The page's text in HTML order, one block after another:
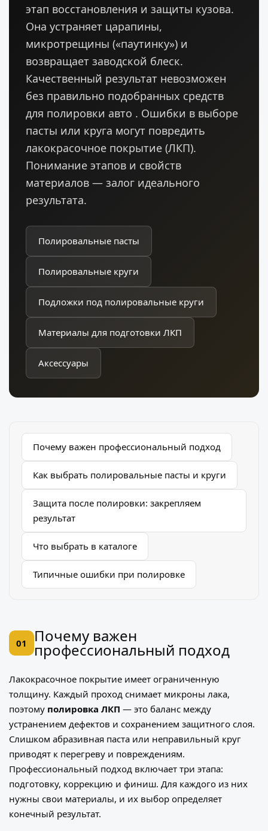
этап восстановления и защиты кузова.
Она устраняет царапины,
микротрещины («паутинку») и
возвращает заводской блеск.
Качественный результат невозможен
без правильно подобранных средств
для полировки авто . Ошибки в выборе
пасты или круга могут повредить
лакокрасочное покрытие (ЛКП).
Понимание этапов и свойств
материалов — залог идеального
результата.
Полировальные пасты
Полировальные круги
Подложки под полировальные круги
Материалы для подготовки ЛКП
Аксессуары
Почему важен профессиональный подход
Как выбрать полировальные пасты и круги
Защита после полировки: закрепляем
результат
Что выбрать в каталоге
Типичные ошибки при полировке
01 Почему важен
профессиональный подход
Лакокрасочное покрытие имеет ограниченную
толщину. Каждый проход снимает микроны лака,
поэтому полировка ЛКП — это баланс между
устранением дефектов и сохранением защитного слоя.
Слишком абразивная паста или неправильный круг
приводят к перегреву и повреждениям.
Профессиональный подход включает три этапа:
подготовку, коррекцию и финиш. Для каждого из них
нужны свои материалы, и их выбор определяет
конечный результат.